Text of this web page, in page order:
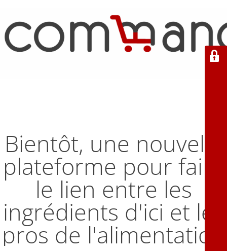
Bientôt, une nouvelle
plateforme pour faire
le lien entre les
ingrédients d'ici et les
pros de l'alimentation